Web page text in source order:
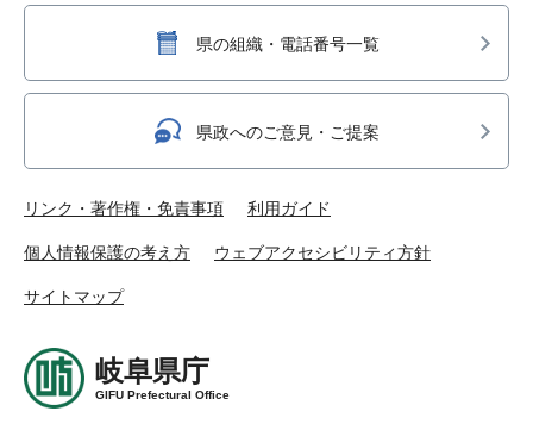
県の組織・電話番号一覧
県政へのご意見・ご提案
リンク・著作権・免責事項 利用ガイド
個人情報保護の考え方 ウェブアクセシビリティ方針
サイトマップ
岐阜県庁
GIFU Prefectural Office